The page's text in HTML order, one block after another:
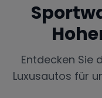
Entdecken Sie
Luxusautos für